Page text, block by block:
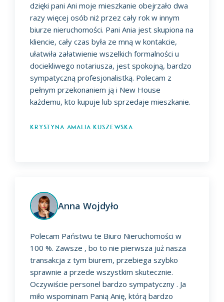
dzięki pani Ani moje mieszkanie obejrzało dwa
razy więcej osób niż przez cały rok w innym
biurze nieruchomości. Pani Ania jest skupiona na
kliencie, cały czas była ze mną w kontakcie,
ułatwiła załatwienie wszelkich formalności u
dociekliwego notariusza, jest spokojną, bardzo
sympatyczną profesjonalistką. Polecam z
pełnym przekonaniem ją i New House
każdemu, kto kupuje lub sprzedaje mieszkanie.
Krystyna Amalia Kuszewska
Anna Wojdyło
Polecam Państwu te Biuro Nieruchomości w
100 %. Zawsze , bo to nie pierwsza już nasza
transakcja z tym biurem, przebiega szybko
sprawnie a przede wszystkim skutecznie.
Oczywiście personel bardzo sympatyczny . Ja
miło wspominam Panią Anię, którą bardzo